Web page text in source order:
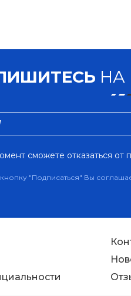
НА
сможете отказаться от
"Подписаться" Вы